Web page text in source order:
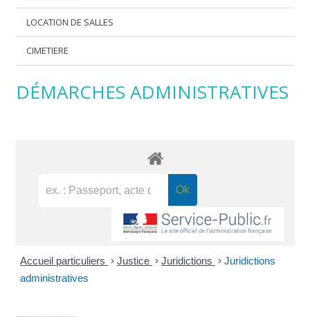
LOCATION DE SALLES
CIMETIERE
DÉMARCHES ADMINISTRATIVES
Accueil particuliers > Justice > Juridictions > Juridictions
administratives